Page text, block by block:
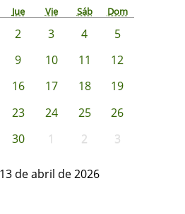
Jue Vie Sáb Dom
2 3 4
5
9 10 11
12
16 17 18
19
23 24 25
26
30 1 2 3
de abril de 2026